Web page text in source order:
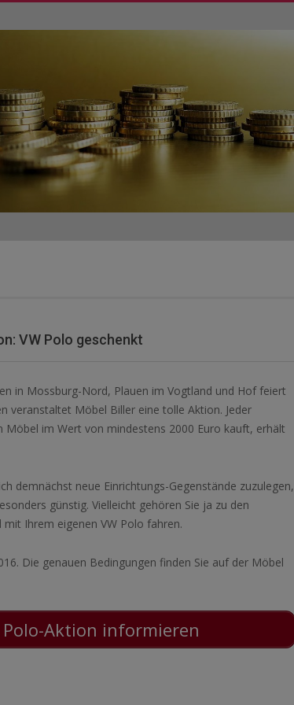
VW Polo geschenkt
in Mossburg-Nord, Plauen im Vogtland und Hof feiert
veranstaltet Möbel Biller eine tolle Aktion. Jeder
im Wert von mindestens 2000 Euro kauft, erhält
demnächst neue Einrichtungs-Gegenstände zuzulegen,
günstig. Vielleicht gehören Sie ja zu den
Ihrem eigenen VW Polo fahren.
Die genauen Bedingungen finden Sie auf der Möbel
Polo-Aktion informieren